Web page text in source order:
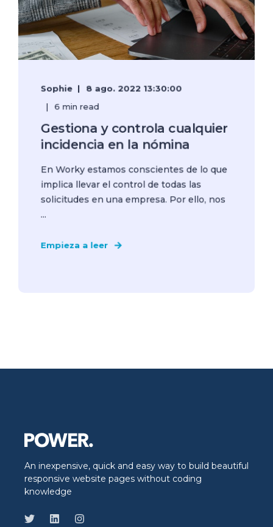
Sophie 8 ago. 2022 13:30:00
6 min read
Gestiona y controla cualquier
incidencia en la nómina
En Worky estamos conscientes de lo que
implica llevar el control de todas las
solicitudes en una empresa. Por ello, nos
...
Empieza a leer
An inexpensive, quick and easy way to build beautiful
responsive website pages without coding
knowledge